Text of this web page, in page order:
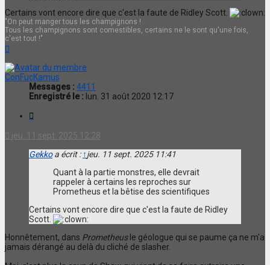
Certains vont encore dire que c'est la faute de Ridley Scott.
"On peut manger tous les champignons !
Tous les champignons sont comestibles, certains ne le sont qu'une fois,
c'est tout !"
ConFucKamus
Messages : 4411
Enregistré le : lun. 31 août 2020 12:17
jeu. 11 sept. 2025 12:28
Gekkoa écrit : ↑jeu. 11 sept. 2025 11:41
Quant à la partie monstres, elle devrait
rappeler à certains les reproches sur
Prometheus et la bêtise des scientifiques
Certains vont encore dire que c'est la faute de Ridley
Scott.
Honnêtement, dans Prometheusle géologue qui se paume ça ne m'a
jamais dérangé au delà du cliché de slasher.